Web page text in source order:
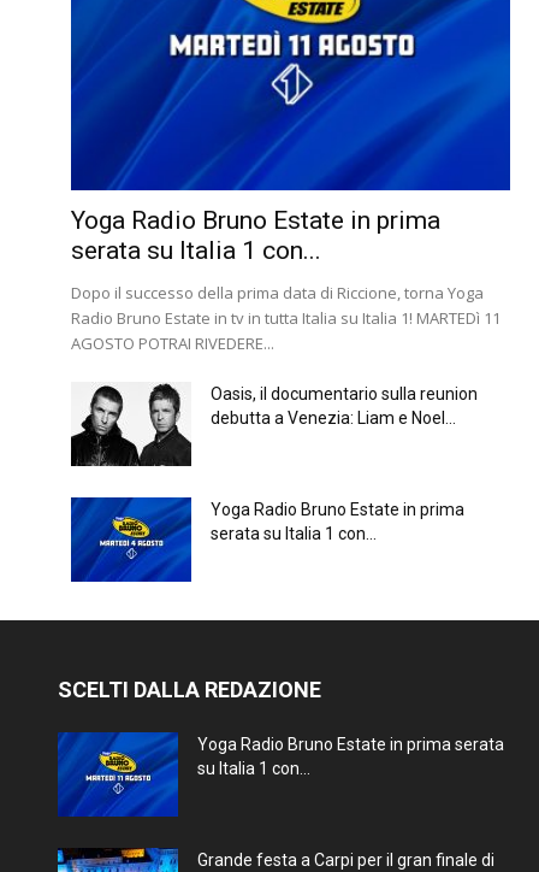
Yoga Radio Bruno Estate in prima
serata su Italia 1 con...
Dopo il successo della prima data di Riccione, torna Yoga
Radio Bruno Estate in tv in tutta Italia su Italia 1! MARTEDì 11
AGOSTO POTRAI RIVEDERE...
Oasis, il documentario sulla reunion
debutta a Venezia: Liam e Noel...
Yoga Radio Bruno Estate in prima
serata su Italia 1 con...
SCELTI DALLA REDAZIONE
Yoga Radio Bruno Estate in prima serata
su Italia 1 con...
Grande festa a Carpi per il gran finale di